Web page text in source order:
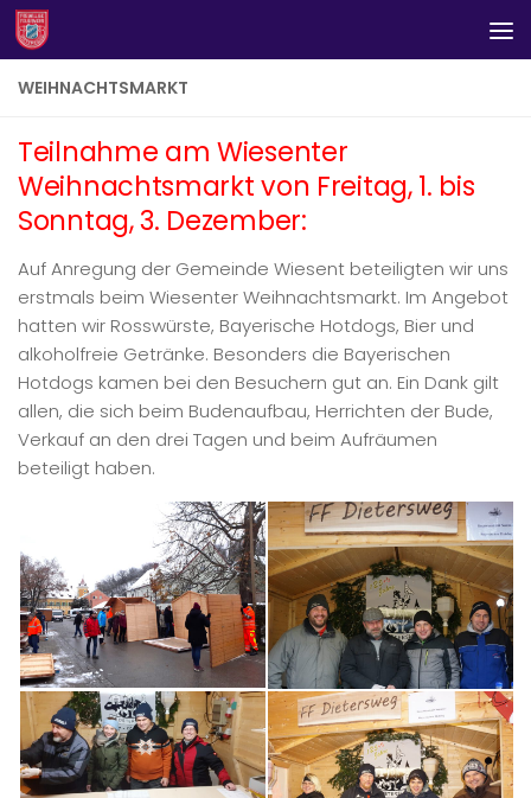
Zum Inhalt springen
WEIHNACHTSMARKT
Teilnahme am Wiesenter
Weihnachtsmarkt von Freitag, 1. bis
Sonntag, 3. Dezember:
Auf Anregung der Gemeinde Wiesent beteiligten wir uns
erstmals beim Wiesenter Weihnachtsmarkt. Im Angebot
hatten wir Rosswürste, Bayerische Hotdogs, Bier und
alkoholfreie Getränke. Besonders die Bayerischen
Hotdogs kamen bei den Besuchern gut an. Ein Dank gilt
allen, die sich beim Budenaufbau, Herrichten der Bude,
Verkauf an den drei Tagen und beim Aufräumen
beteiligt haben.